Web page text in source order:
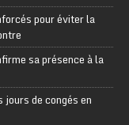
pour éviter la
sa présence à la
jours de congés en